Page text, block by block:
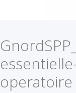
operatoire